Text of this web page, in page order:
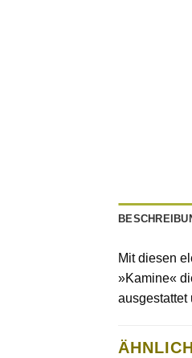
Mit diesen
»Kamine«
ausgestattet